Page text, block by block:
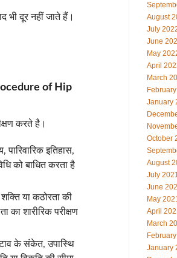
भी दूर नहीं जाते हैं।
of Hip
करते है।
इतिहास,
को बाधित करता है
या कठोरता की
का शारीरिक परीक्षण
के संकेत, उपास्थि
August
July
June
May
April
March
January
October
August
July
June
May
April
March
January